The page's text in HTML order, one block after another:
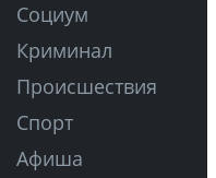
Социум
Криминал
Происшествия
Спорт
Афиша